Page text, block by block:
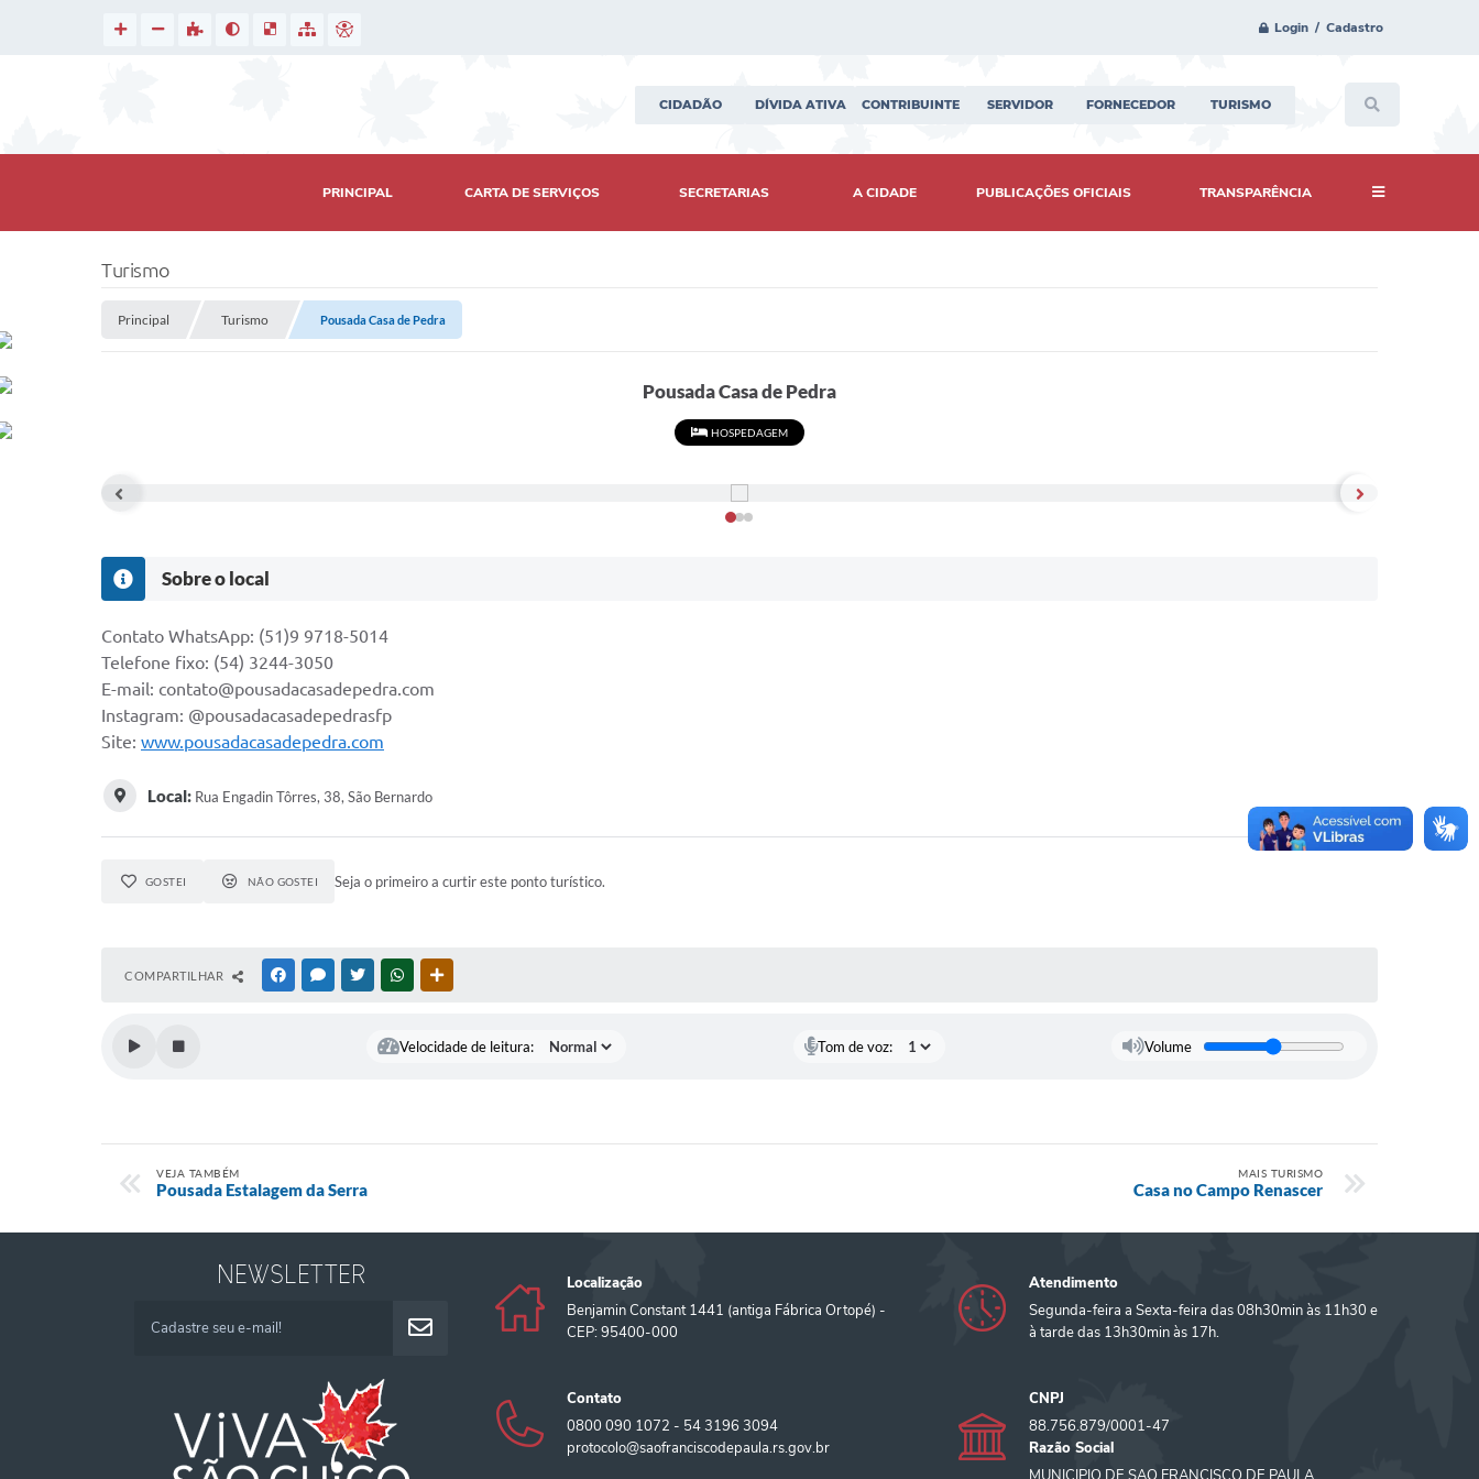
Login / Cadastro
CIDADÃO DÍVIDA ATIVA CONTRIBUINTE SERVIDOR FORNECEDOR TURISMO
PRINCIPAL CARTA DE SERVIÇOS SECRETARIAS A CIDADE PUBLICAÇÕES OFICIAIS TRANSPARÊNCIA
Turismo
Principal Turismo Pousada Casa de Pedra
Pousada Casa de Pedra
HOSPEDAGEM
Sobre o local
Contato WhatsApp: (51)9 9718-5014
Telefone fixo: (54) 3244-3050
E-mail: contato@pousadacasadepedra.com
Instagram: @pousadacasadepedrasfp
Site: www.pousadacasadepedra.com
Local: Rua Engadin Tôrres, 38, São Bernardo
GOSTEI NÃO GOSTEI Seja o primeiro a curtir este ponto turístico.
COMPARTILHAR FACEBOOKMESSENGER
TWITTERWHATSAPP
Velocidade de leitura: Tom de voz: Volume
VEJA TAMBÉM
Pousada Estalagem da Serra
MAIS TURISMO
Casa no Campo Renascer
NEWSLETTER
Localização
Benjamin Constant 1441 (antiga Fábrica Ortopé) -
CEP: 95400-000
Atendimento
Segunda-feira a Sexta-feira das 08h30min às 11h30 e
à tarde das 13h30min às 17h.
Contato
0800 090 1072 - 54 3196 3094
protocolo@saofranciscodepaula.rs.gov.br
CNPJ
88.756.879/0001-47
Razão Social